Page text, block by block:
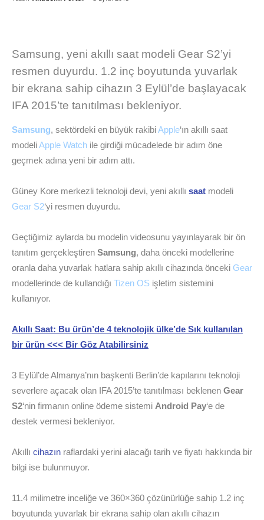
Samsung, yeni akıllı saat modeli Gear S2’yi
resmen duyurdu. 1.2 inç boyutunda yuvarlak
bir ekrana sahip cihazın 3 Eylül’de başlayacak
IFA 2015’te tanıtılması bekleniyor.
Samsung, sektördeki en büyük rakibiApple‘ın akıllı saat
modeliApple Watch ile girdiği mücadelede bir adım öne
geçmek adına yeni bir adım attı.
Güney Kore merkezli teknoloji devi, yeni akıllı saat modeli
Gear S2‘yi resmen duyurdu.
Geçtiğimiz aylarda bu modelin videosunu yayınlayarak bir ön
tanıtım gerçekleştiren Samsung, daha önceki modellerine
oranla daha yuvarlak hatlara sahip akıllı cihazında önceki Gear
modellerinde de kullandığı Tizen OS işletim sistemini
kullanıyor.
Akıllı Saat: Bu ürün’de 4 teknolojik ülke’de Sık kullanılan
bir ürün <<< Bir Göz Atabilirsiniz
3 Eylül’de Almanya’nın başkenti Berlin’de kapılarını teknoloji
severlere açacak olan IFA 2015’te tanıtılması beklenen Gear
S2‘nin firmanın online ödeme sistemi Android Pay‘e de
destek vermesi bekleniyor.
Akıllı cihazın raflardaki yerini alacağı tarih ve fiyatı hakkında bir
bilgi ise bulunmuyor.
11.4 milimetre inceliğe ve 360×360 çözünürlüğe sahip 1.2 inç
boyutunda yuvarlak bir ekrana sahip olan akıllı cihazın